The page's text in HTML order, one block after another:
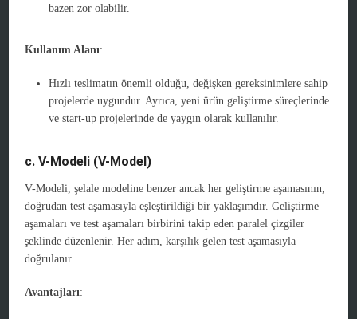
bazen zor olabilir.
Kullanım Alanı:
Hızlı teslimatın önemli olduğu, değişken gereksinimlere sahip
projelerde uygundur. Ayrıca, yeni ürün geliştirme süreçlerinde
ve start-up projelerinde de yaygın olarak kullanılır.
c. V-Modeli (V-Model)
V-Modeli, şelale modeline benzer ancak her geliştirme aşamasının,
doğrudan test aşamasıyla eşleştirildiği bir yaklaşımdır. Geliştirme
aşamaları ve test aşamaları birbirini takip eden paralel çizgiler
şeklinde düzenlenir. Her adım, karşılık gelen test aşamasıyla
doğrulanır.
Avantajları: